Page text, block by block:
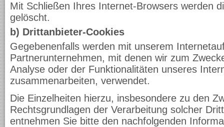
Mit Schließen Ihres Internet-Browsers werden
gelöscht.
b) Drittanbieter-Cookies
Gegebenenfalls werden mit unserem
Partnerunternehmen, mit denen wir zum
Analyse oder der Funktionalitäten unseres
zusammenarbeiten, verwendet.
Die Einzelheiten hierzu, insbesondere zu den
Rechtsgrundlagen der Verarbeitung solcher
entnehmen Sie bitte den nachfolgenden